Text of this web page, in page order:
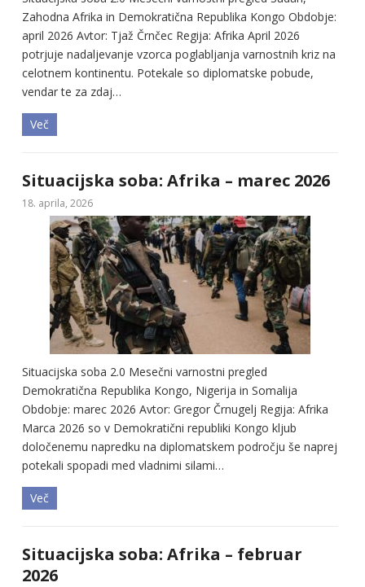
Zahodna Afrika in Demokratična Republika Kongo Obdobje:
april 2026 Avtor: Tjaž Črnčec Regija: Afrika April 2026
potrjuje nadaljevanje vzorca poglabljanja varnostnih kriz na
celotnem kontinentu. Potekale so diplomatske pobude,
vendar te za zdaj…
Več
Situacijska soba: Afrika – marec 2026
18. aprila, 2026
Situacijska soba 2.0 Mesečni varnostni pregled
Demokratična Republika Kongo, Nigerija in Somalija
Obdobje: marec 2026 Avtor: Gregor Črnugelj Regija: Afrika
Marca 2026 so v Demokratični republiki Kongo kljub
določenemu napredku na diplomatskem področju še naprej
potekali spopadi med vladnimi silami…
Več
Situacijska soba: Afrika – februar
2026